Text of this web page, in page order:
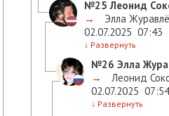
№25 Леонид
→
Элла
02.07.2025 07:43
↓ Развернуть
№26 Элла
→
Леонид
02.07.2025 07:54
↓ Развернуть